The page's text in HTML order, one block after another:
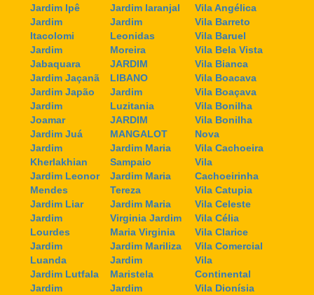
Jardim Ipê
Jardim
Itacolomi
Jardim
Jabaquara
Jardim Jaçanã
Jardim Japão
Jardim
Joamar
Jardim Juá
Jardim
Kherlakhian
Jardim Leonor
Mendes
Jardim Liar
Jardim
Lourdes
Jardim
Luanda
Jardim Lutfala
Jardim
Jardim laranjal
Jardim
Leonidas
Moreira
JARDIM
LIBANO
Jardim
Luzitania
JARDIM
MANGALOT
Jardim Maria
Sampaio
Jardim Maria
Tereza
Jardim Maria
Virginia Jardim
Maria Virginia
Jardim Mariliza
Jardim
Maristela
Jardim
Vila Angélica
Vila Barreto
Vila Baruel
Vila Bela Vista
Vila Bianca
Vila Boacava
Vila Boaçava
Vila Bonilha
Vila Bonilha
Nova
Vila Cachoeira
Vila
Cachoeirinha
Vila Catupia
Vila Celeste
Vila Célia
Vila Clarice
Vila Comercial
Vila
Continental
Vila Dionísia